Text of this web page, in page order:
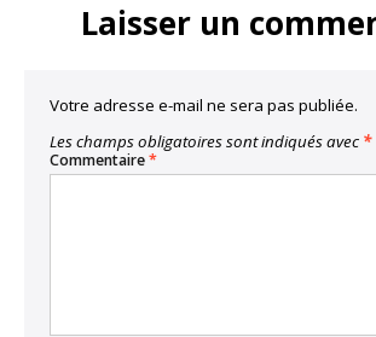
Laisser un
Votre adresse e-mail ne sera pas publiée.
Les champs obligatoires sont indiqués avec *
Commentaire*